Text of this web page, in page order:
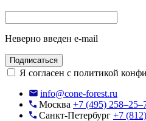
Неверно введен e-mail
Подписаться
Я согласен с политикой
info@cone-forest.ru
Москва +7 (495)
Санкт-Петербург +7